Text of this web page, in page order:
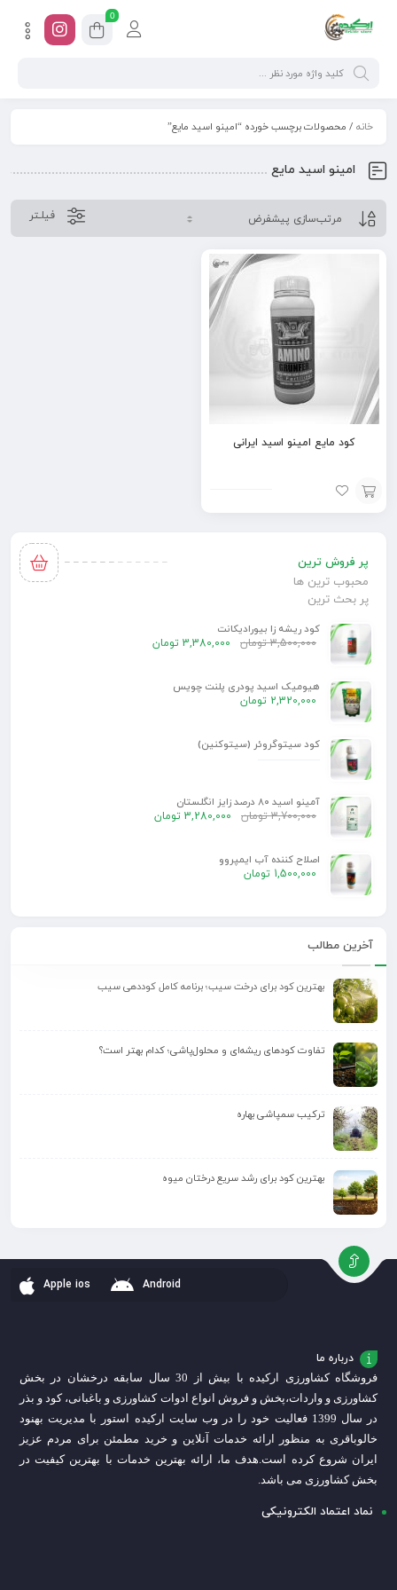
0
خانه / محصولات برچسب خورده “امینو اسید مایع”
امینو اسید مایع
فیلـتر
کود مایع امینو اسید ایرانی
افزودن
سبد
پر فروش ترین
محبوب ترین ها
پر بحث ترین
کود ریشه زا بیورادیکانت
3,500,000 تومان 3,380,000 تومان
هیومیک اسید پودری پلنت چویس
2,320,000 تومان
کود سیتوگروئر (سیتوکنین)
آمینو اسید 80 درصد زایز انگلستان
3,700,000 تومان 3,280,000 تومان
اصلاح کننده آب ایمپروو
1,500,000 تومان
آخرین مطالب
بهترین کود برای درخت سیب؛ برنامه کامل کوددهی سیب
تفاوت کودهای ریشه‌ای و محلول‌پاشی؛ کدام بهتر است؟
ترکیب سمپاشی بهاره
بهترین کود برای رشد سریع درختان میوه
Apple ios Android
درباره ما
فروشگاه کشاورزی ارکیده با بیش از 30 سال سابقه درخشان در بخش
کشاورزی و واردات،پخش و فروش انواع ادوات کشاورزی و باغبانی، کود و بذر
در سال 1399 فعالیت خود را در وب سایت ارکیده استور با مدیریت بهنود
خالوباقری به منظور ارائه خدمات آنلاین و خرید مطمئن برای مردم عزیز
ایران شروع کرده است.هدف ما، ارائه بهترین خدمات با بهترین کیفیت در
بخش کشاورزی می باشد.
نماد اعتماد الکترونیکی